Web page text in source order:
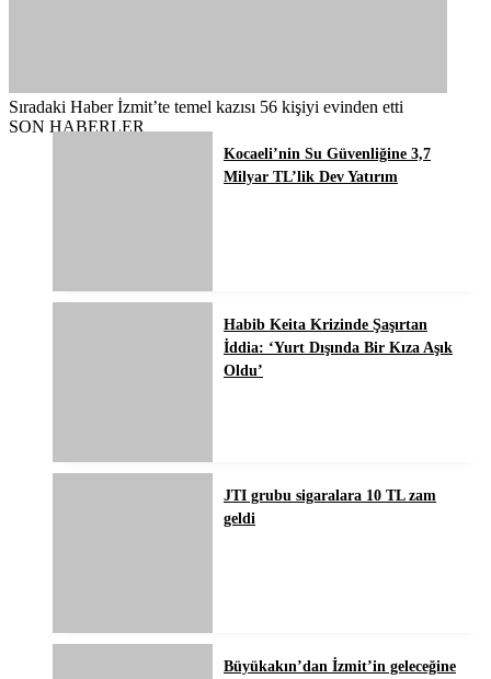
Sıradaki Haber İzmit’te temel kazısı 56 kişiyi evinden etti
SON HABERLER
Kocaeli’nin Su Güvenliğine 3,7
Milyar TL’lik Dev Yatırım
Habib Keita Krizinde Şaşırtan
İddia: ‘Yurt Dışında Bir Kıza Aşık
Oldu’
JTI grubu sigaralara 10 TL zam
geldi
Büyükakın’dan İzmit’in geleceğine